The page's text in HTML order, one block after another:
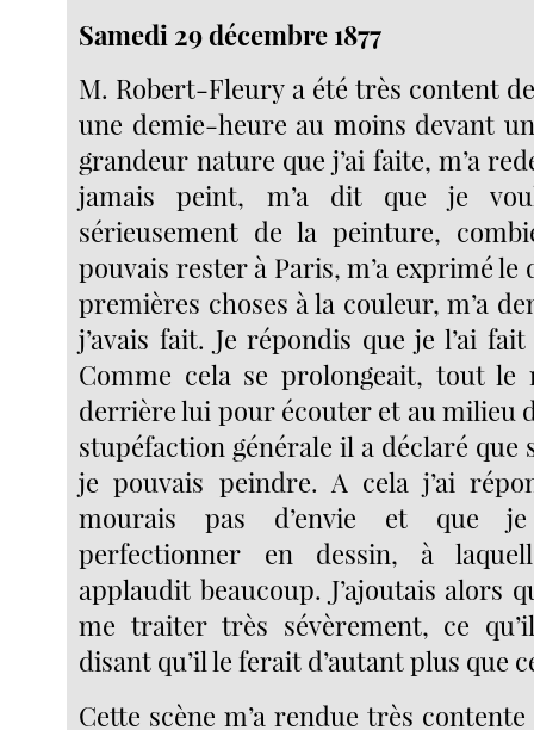
Samedi 29 décembre 1877
M. Robert-Fleury a été très content
une demie-heure au moins devant
grandeur nature que j’ai faite, m’a
jamais peint, m’a dit que je
sérieusement de la peinture,
pouvais rester à Paris, m’a exprimé le
premières choses à la couleur, m’a
j’avais fait. Je répondis que je l’ai
Comme cela se prolongeait, tout le
derrière lui pour écouter et au milieu
stupéfaction générale il a déclaré que
je pouvais peindre. A cela j’ai
mourais pas d’envie et que
perfectionner en dessin, à
applaudit beaucoup. J’ajoutais alors
me traiter très sévèrement, ce
disant qu’il le ferait d’autant plus que
Cette scène m’a rendue très